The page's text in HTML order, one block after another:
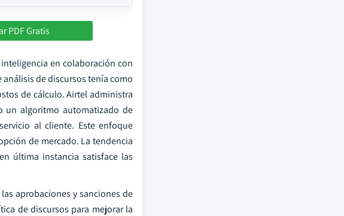
PDF Gratis
en colaboración con
de discursos tenía como
de cálculo. Airtel administra
un algoritmo automatizado de
al cliente. Este enfoque
de mercado. La tendencia
última instancia satisface las
aprobaciones y sanciones de
de discursos para mejorar la